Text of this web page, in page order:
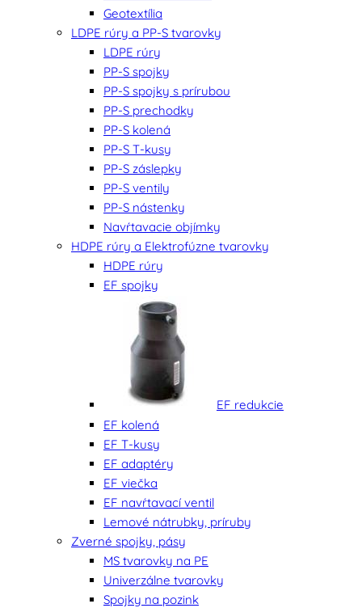
Geotextília
LDPE rúry a PP-S tvarovky
LDPE rúry
PP-S spojky
PP-S spojky s prírubou
PP-S prechodky
PP-S kolená
PP-S T-kusy
PP-S záslepky
PP-S ventily
PP-S nástenky
Navŕtavacie objímky
HDPE rúry a Elektrofúzne tvarovky
HDPE rúry
EF spojky
EF redukcie
EF kolená
EF T-kusy
EF adaptéry
EF viečka
EF navŕtavací ventil
Lemové nátrubky, príruby
Zverné spojky, pásy
MS tvarovky na PE
Univerzálne tvarovky
Spojky na pozink